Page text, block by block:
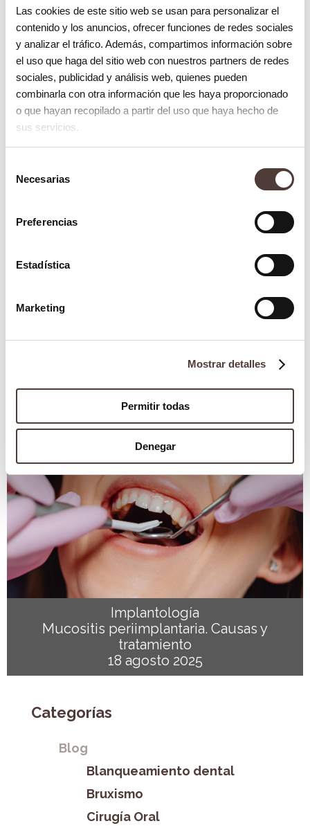
Las cookies de este sitio web se usan para personalizar el
contenido y los anuncios, ofrecer funciones de redes sociales
y analizar el tráfico. Además, compartimos información sobre
el uso que haga del sitio web con nuestros partners de redes
sociales, publicidad y análisis web, quienes pueden
combinarla con otra información que les haya proporcionado
o que hayan recopilado a partir del uso que haya hecho de
sus servicios.
Necesarias
Preferencias
Estadística
Marketing
Mostrar detalles
Permitir todas
Denegar
¿Qué es la enfermedad periimplantaria?
¿Cuáles son las partes del implante dental?
2 octubre 2025
Implantología
Mucositis periimplantaria. Causas y
tratamiento
18 agosto 2025
Categorías
Blog
Blanqueamiento dental
Bruxismo
Cirugía Oral